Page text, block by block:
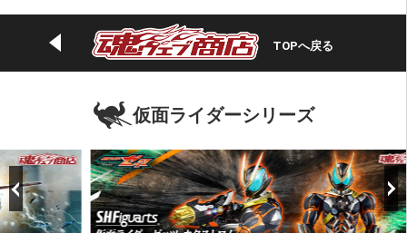
TOPへ戻る
仮面ライダーシリーズ